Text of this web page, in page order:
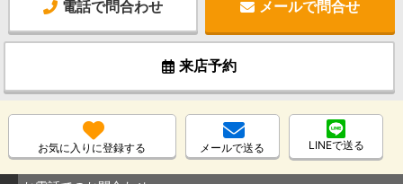
電話で問合わせ メールで問合せ
来店予約
お気に入りに登録する メールで送る LINEで送る